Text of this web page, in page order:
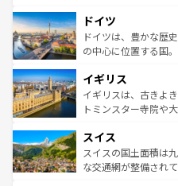
せる。地方によって
ンテンツ一覧を参照
で、幅広い魅力が詰
聖堂、美しいビーチ
から魅了する。また
いる。シャンパンの
香り高いラベンダー
らに、パリ以外の地
れる地方に足を運ぶ
きるだろう
を参照してほしい。
ドイツ
ドイツは、豊かな歴
の中心に位置する国
顔を持つこの国は、
ルリンの文化的活気
してライン川沿いの
は、お酒好きな人にはぜひ
ドイツ情報はコンテ
イギリス
イギリスは、古きよ
トミンスター寺院や
リアごとに異なる魅
ティー、ビール好き
戦など、本場だから
スイス
スイスの国土面積は
な交通網が整備され